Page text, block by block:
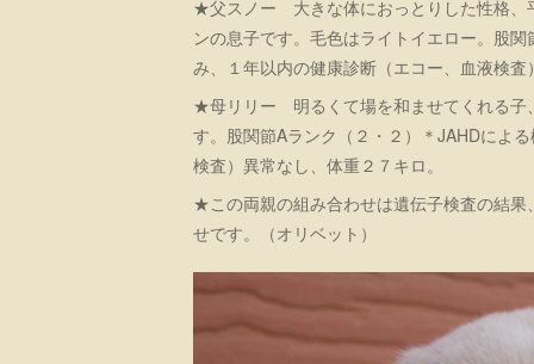
★父スノー 大きな体におっとりした性格、
ンの息子です。毛色はライトイエロー。股
み、１年以内の健康診断（エコー、血液検査
★母リリー 明るくて場を和ませてくれる子
す。股関節Aランク（２・２）＊JAHDによ
検査）異常なし、体重２７キロ。
★この両親の組み合わせは遺伝子検査の結
せです。（オリベット）